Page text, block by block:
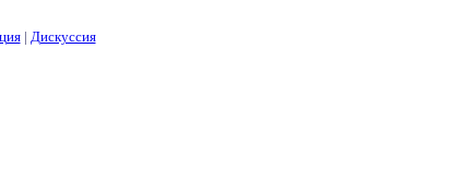
| Дискуссия